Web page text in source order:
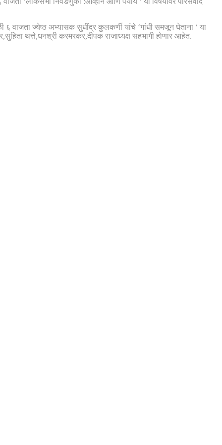
६ वाजता ज्येष्ठ अभ्यासक सुधींद्र कुलकर्णी यांचे ‘गांधी समजून घेताना ‘ या
थत्ते,धनश्री करमरकर,दीपक राजाध्यक्ष सहभागी होणार आहेत.